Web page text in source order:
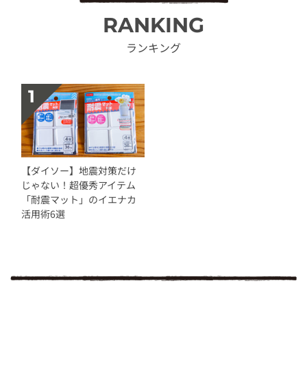
RANKING
ランキング
【ダイソー】地震対策だけ
じゃない！超優秀アイテム
「耐震マット」のイエナカ
活用術6選